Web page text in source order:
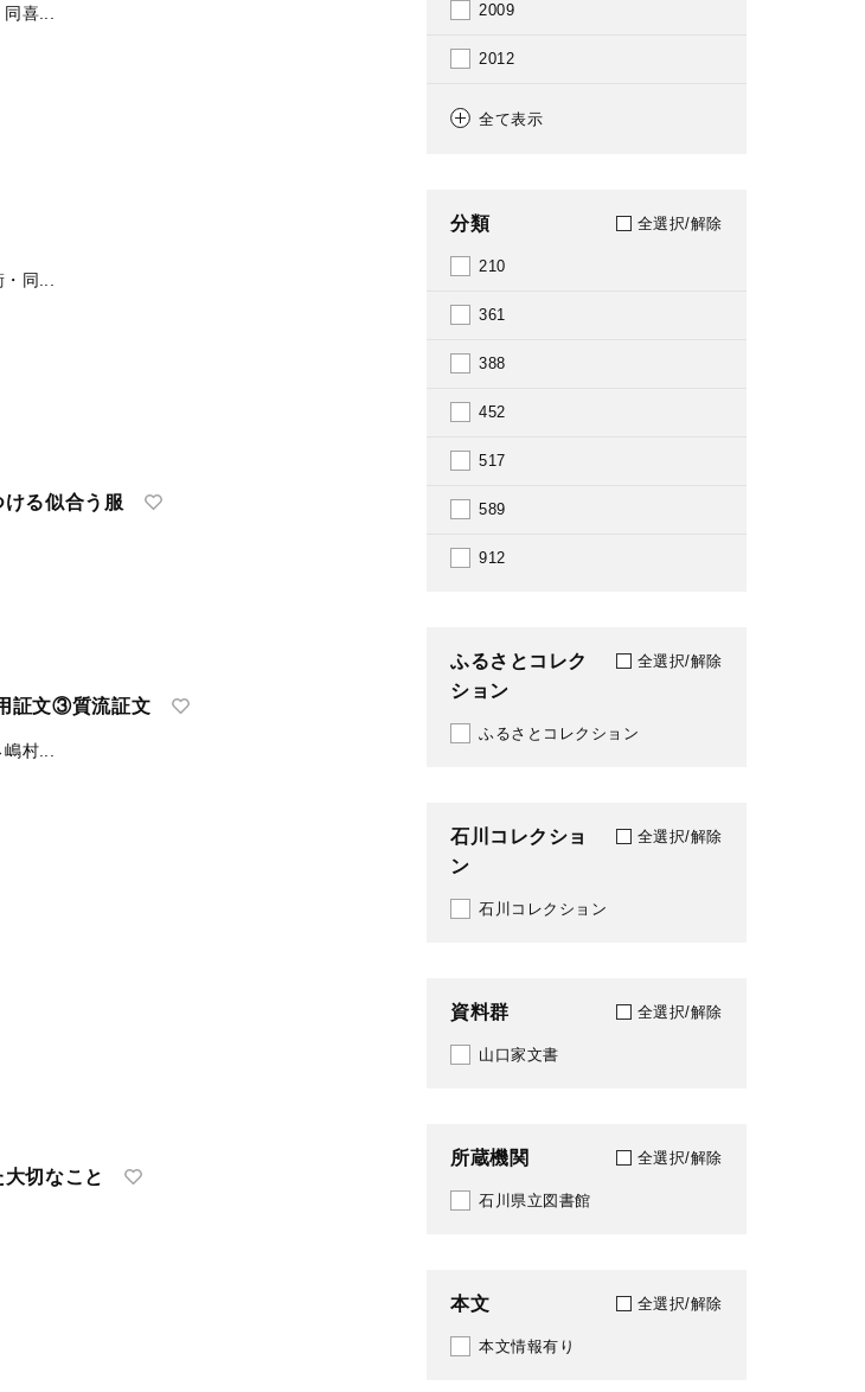
喜...
同...
る似合う服
証文③質流証文
村...
切なこと
2009
2012
2016
全て表示
分類 全選択/解除
210
361
388
452
517
589
912
ふるさとコレク
ション
全選択/解除
ふるさとコレクション
石川コレクショ
ン
全選択/解除
石川コレクション
資料群 全選択/解除
山口家文書
所蔵機関 全選択/解除
石川県立図書館
本文 全選択/解除
本文情報有り